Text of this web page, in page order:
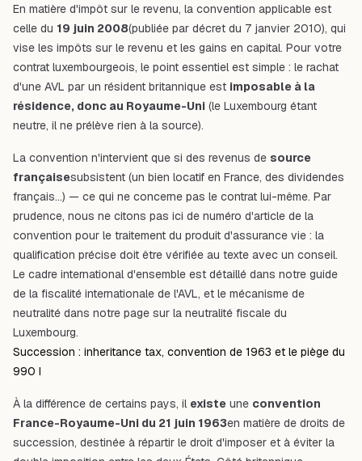
En matière d'impôt sur le revenu, la convention applicable est
celle du 19 juin 2008(publiée par décret du 7 janvier 2010), qui
vise les impôts sur le revenu et les gains en capital. Pour votre
contrat luxembourgeois, le point essentiel est simple : le rachat
d'une AVL par un résident britannique est imposable à la
résidence, donc au Royaume-Uni (le Luxembourg étant
neutre, il ne prélève rien à la source).
La convention n'intervient que si des revenus de source
françaisesubsistent (un bien locatif en France, des dividendes
français…) — ce qui ne concerne pas le contrat lui-même. Par
prudence, nous ne citons pas ici de numéro d'article de la
convention pour le traitement du produit d'assurance vie : la
qualification précise doit être vérifiée au texte avec un conseil.
Le cadre international d'ensemble est détaillé dans notre guide
de la fiscalité internationale de l'AVL, et le mécanisme de
neutralité dans notre page sur la neutralité fiscale du
Luxembourg.
Succession : inheritance tax, convention de 1963 et le piège du
990 I
À la différence de certains pays, il existe une convention
France-Royaume-Uni du 21 juin 1963en matière de droits de
succession, destinée à répartir le droit d'imposer et à éviter la